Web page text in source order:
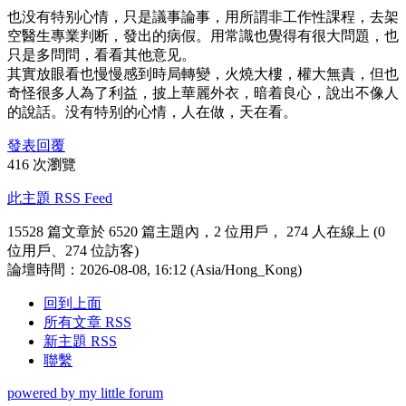
也没有特别心情，只是議事論事，用所謂非工作性課程，去架
空醫生專業判断，發出的病假。用常識也覺得有很大問題，也
只是多問問，看看其他意见。
其實放眼看也慢慢感到時局轉變，火燒大樓，權大無責，但也
奇怪很多人為了利益，披上華麗外衣，暗着良心，說出不像人
的說話。没有特别的心情，人在做，天在看。
發表回覆
416 次瀏覽
此主題 RSS Feed
15528 篇文章於 6520 篇主題內，2 位用戶， 274 人在線上 (0
位用戶、274 位訪客)
論壇時間：2026-08-08, 16:12 (Asia/Hong_Kong)
回到上面
所有文章 RSS
新主題 RSS
聯繫
powered by my little forum